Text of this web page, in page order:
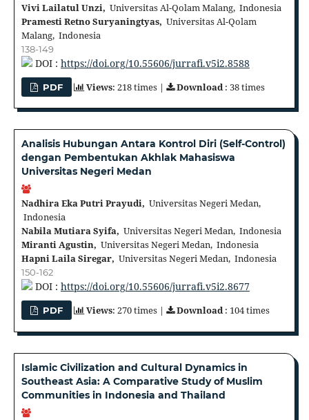
Vivi Lailatul Unzi, Universitas Al-Qolam Malang, Indonesia
Pramesti Retno Suryaningtyas, Universitas Al-Qolam
Malang, Indonesia
138-149
DOI : https://doi.org/10.55606/jurrafi.v5i2.8588
PDF Views: 218 times | Download: 38 times
Analisis Hubungan Antara Kontrol Diri (Self-Control)
dengan Pembentukan Akhlak Mahasiswa
Universitas Negeri Medan
Nadhira Eka Putri Prayudi, Universitas Negeri Medan,
Indonesia
Nabila Mutiara Syifa, Universitas Negeri Medan, Indonesia
Miranti Agustin, Universitas Negeri Medan, Indonesia
Hapni Laila Siregar, Universitas Negeri Medan, Indonesia
150-162
DOI : https://doi.org/10.55606/jurrafi.v5i2.8677
PDF Views: 270 times | Download: 104 times
Islamic Civilization and Cultural Dynamics in
Southeast Asia: A Comparative Study of Muslim
Communities in Indonesia and Thailand